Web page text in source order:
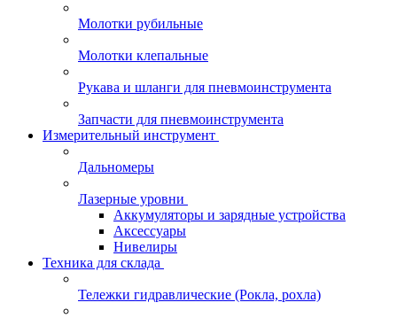
Молотки рубильные
Молотки клепальные
Рукава и шланги для пневмоинструмента
Запчасти для пневмоинструмента
Измерительный инструмент
Дальномеры
Лазерные уровни
Аккумуляторы и зарядные устройства
Аксессуары
Нивелиры
Техника для склада
Тележки гидравлические (Рокла, рохла)